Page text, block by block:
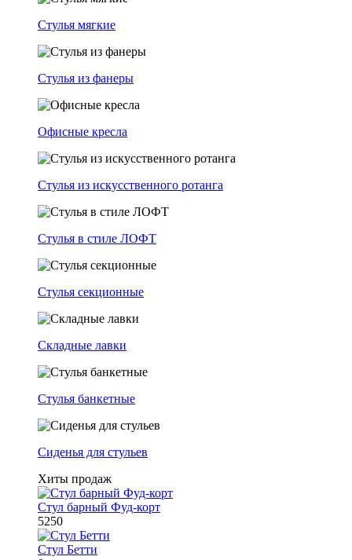
Стулья мягкие
Стулья из фанеры
Офисные кресла
Стулья из искусственного ротанга
Стулья в стиле ЛОФТ
Стулья секционные
Складные лавки
Стулья банкетные
Сиденья для стульев
Хиты продаж
Стул барный Фуд-корт
5250
Стул Бетти